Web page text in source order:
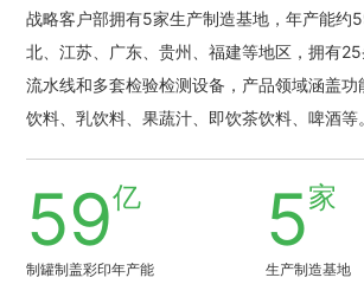
战略客户部拥有5家生产制造基地，年产能约
北、江苏、广东、贵州、福建等地区，拥有
流水线和多套检验检测设备，产品领域涵盖功
饮料、乳饮料、果蔬汁、即饮茶饮料、啤酒等。
59亿
制罐制盖彩印年产能
5家
生产制造基地